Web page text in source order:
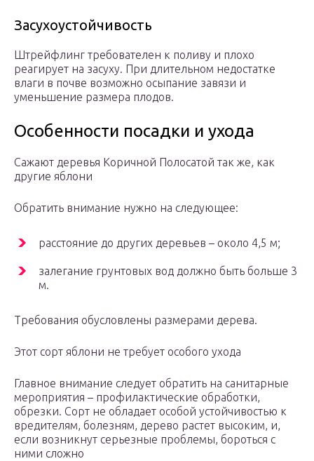
Засухоустойчивость
Штрейфлинг требователен к поливу и плохо
реагирует на засуху. При длительном недостатке
влаги в почве возможно осыпание завязи и
уменьшение размера плодов.
Особенности посадки и ухода
Сажают деревья Коричной Полосатой так же, как
другие яблони
Обратить внимание нужно на следующее:
расстояние до других деревьев – около 4,5 м;
залегание грунтовых вод должно быть больше 3
м.
Требования обусловлены размерами дерева.
Этот сорт яблони не требует особого ухода
Главное внимание следует обратить на санитарные
мероприятия – профилактические обработки,
обрезки. Сорт не обладает особой устойчивостью к
вредителям, болезням, дерево растет высоким, и,
если возникнут серьезные проблемы, бороться с
ними сложно